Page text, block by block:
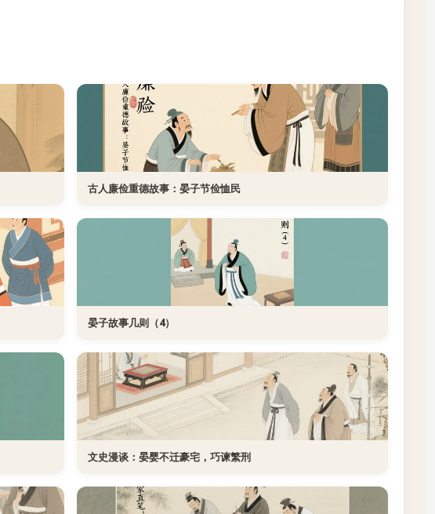
古人廉俭重德故事：晏子节俭恤民
晏子故事几则（4）
文史漫谈：晏婴不迁豪宅，巧谏繁刑